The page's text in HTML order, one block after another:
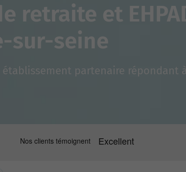
retraite et
sur-seine
établissement partenaire répondant